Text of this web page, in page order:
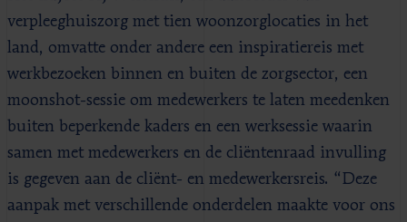
verpleeghuiszorg met tien woonzorglocaties in het
land, omvatte onder andere een inspiratiereis met
werkbezoeken binnen en buiten de zorgsector, een
moonshot-sessie om medewerkers te laten meedenken
buiten beperkende kaders en een werksessie waarin
samen met medewerkers en de cliëntenraad invulling
is gegeven aan de cliënt- en medewerkersreis. “Deze
aanpak met verschillende onderdelen maakte voor ons